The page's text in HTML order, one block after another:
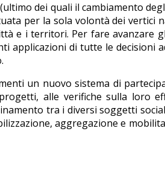
dei quali il cambiamento
per la sola volontà dei vertici
e i territori. Per fare avanzare
applicazioni di tutte le decisioni
un nuovo sistema di
alle verifiche sulla loro
tra i diversi soggetti
aggregazione e